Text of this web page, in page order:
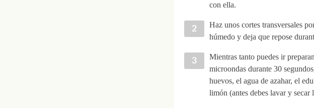
con ella.
Haz unos cortes transversales
húmedo y deja que repose
Mientras tanto puedes ir
microondas durante 30
huevos, el agua de azahar, el
limón (antes debes lavar y secar